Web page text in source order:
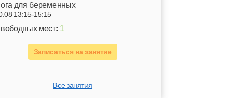
для беременных
13:15-15:15
мест: 1
Записаться на занятие
Все занятия